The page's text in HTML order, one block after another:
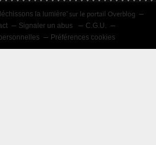
la lumière' sur le portail Overblog
Signaler un abus
C.G.U.
Préférences cookies